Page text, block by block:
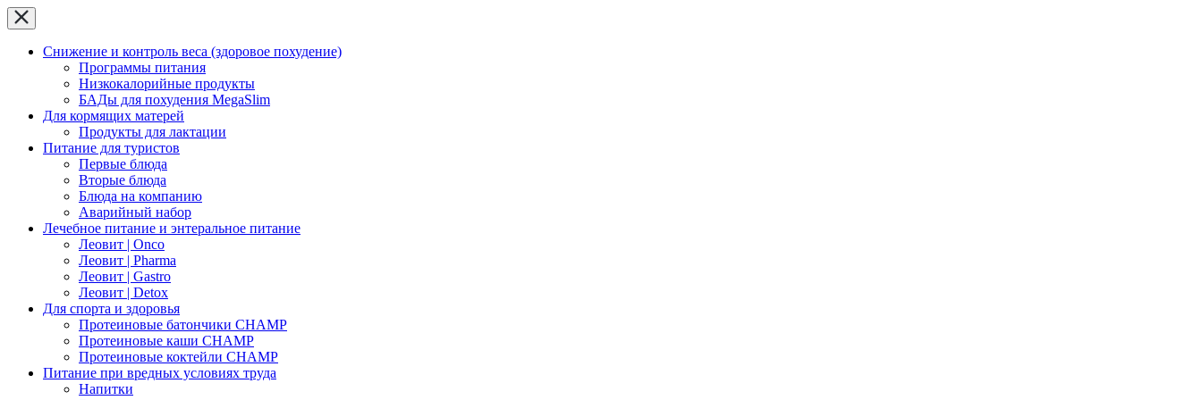
Снижение и контроль веса (здоровое похудение)
Программы питания
Низкокалорийные продукты
БАДы для похудения MegaSlim
Для кормящих матерей
Продукты для лактации
Питание для туристов
Первые блюда
Вторые блюда
Блюда на компанию
Аварийный набор
Лечебное питание и энтеральное питание
Леовит | Onco
Леовит | Pharma
Леовит | Gastro
Леовит | Detox
Для спорта и здоровья
Протеиновые батончики CHAMP
Протеиновые каши CHAMP
Протеиновые коктейли CHAMP
Питание при вредных условиях труда
Напитки